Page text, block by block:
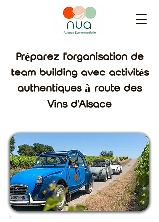
Préparez l'organisation de
team building avec activités
authentiques à route des
Vins d'Alsace